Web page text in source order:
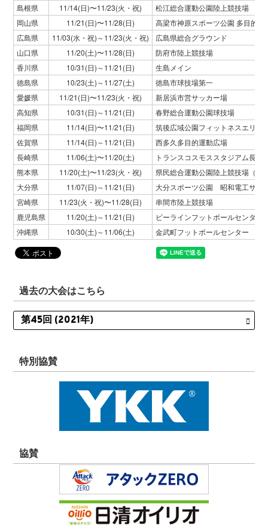
島根県
11/14(日)〜11/23(火・祝)
松江総合運動公園陸上競技場
岡山県
11/21(日)〜11/28(日)
高梁市神原スポーツ公園 多目的競
広島県
11/03(水・祝)～11/23(火・祝)
広島県総合グラウンド
山口県
11/20(土)〜11/28(日)
防府市陸上競技場
香川県
10/31(日)～11/21(日)
生島メイン
徳島県
10/23(土)～11/27(土)
徳島市球技場第一
愛媛県
11/21(日)〜11/23(火・祝)
新居浜市営サッカー場
高知県
10/31(日)～11/21(日)
春野総合運動公園球技場
福岡県
11/14(日)〜11/21(日)
筑後広域公園フィットネスエリア
佐賀県
11/14(日)～11/21(日)
西多久多目的運動広場
長崎県
11/06(土)〜11/20(土)
トランスコスモススタジアム長崎
熊本県
11/20(土)〜11/23(火・祝)
県民総合運動公園陸上競技場（え
大分県
11/07(日)～11/21(日)
大分スポーツ公園 昭和電工サッ
宮崎県
11/23(火・祝)〜11/28(日)
串間市陸上競技場
鹿児島県
11/20(土)～11/21(日)
ビーラインフットボールセンター
沖縄県
10/30(土)～11/06(土) 金武町フットボールセンター
過去の大会はこちら
特別協賛
協賛